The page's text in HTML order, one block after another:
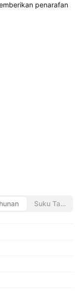
penarafan
Suku Tahunan